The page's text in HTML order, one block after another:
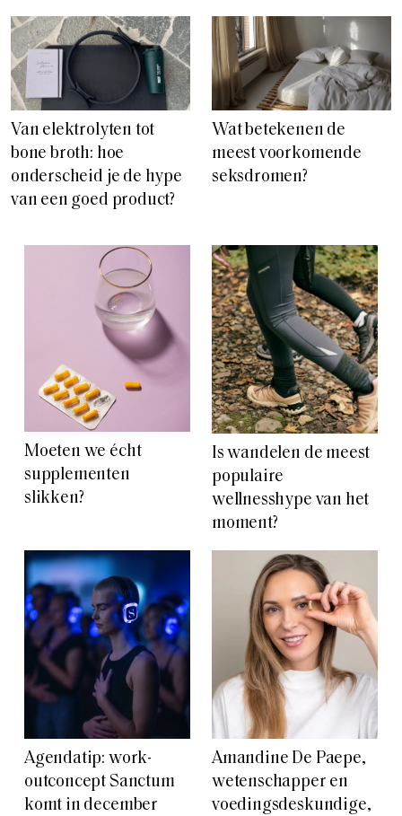
Van elektrolyten tot
bone broth: hoe
onderscheid je de hype
van een goed product?
Wat betekenen de
meest voorkomende
seksdromen?
Moeten we écht
supplementen
slikken?
Is wandelen de meest
populaire
wellnesshype van het
moment?
Agendatip: work-
outconcept Sanctum
komt in december
Amandine De Paepe,
wetenschapper en
voedingsdeskundige,